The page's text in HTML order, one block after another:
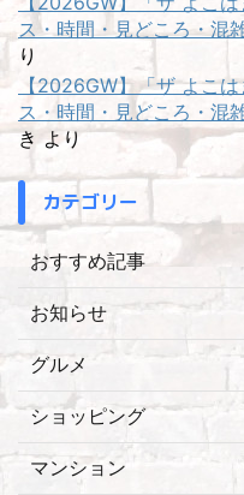
ス・時間・見どころ・混
り
【2026GW】「ザ よこ
ス・時間・見どころ・混
き より
カテゴリー
おすすめ記事
お知らせ
グルメ
ショッピング
マンション